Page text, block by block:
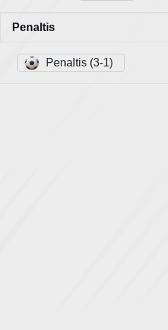
Penaltis
Penaltis (3-1)